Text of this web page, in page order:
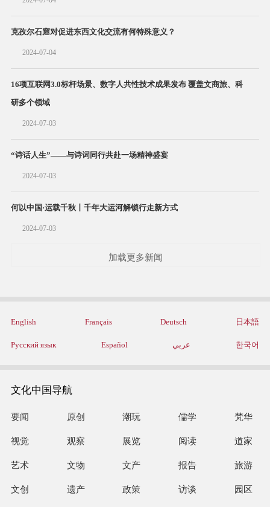
克孜尔石窟对促进东西文化交流有何特殊意义？
2024-07-04
16项互联网3.0标杆场景、​数字人共性技术成果发布 覆盖文商旅、科
研多个领域
2024-07-03
“诗话人生”——与诗词同行共赴一场精神盛宴
2024-07-03
何以中国·运载千秋丨千年大运河解锁行走新方式
2024-07-03
加载更多新闻
English Français Deutsch 日本語
Русский язык Español عربي 한국어
文化中国导航
要闻 原创 潮玩 儒学 梵华
视觉 观察 展览 阅读 道家
艺术 文物 文产 报告 旅游
文创 遗产 政策 访谈 园区